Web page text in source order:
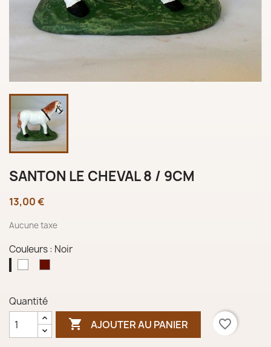
SANTON LE CHEVAL 8 / 9CM
13,00 €
Aucune taxe
Couleurs : Noir
Quantité
 AJOUTER AU PANIER favorite_border